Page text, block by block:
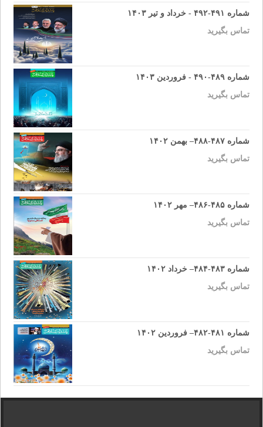
شماره ۴۹۱-۴۹۲ - خرداد و تیر ۱۴۰۳
تماس بگیرید
شماره ۴۸۹-۴۹۰ - فروردین ۱۴۰۳
تماس بگیرید
شماره ۴۸۷-۴۸۸– بهمن ۱۴۰۲
تماس بگیرید
شماره ۴۸۵-۴۸۶– مهر ۱۴۰۲
تماس بگیرید
شماره ۴۸۳-۴۸۴– خرداد ۱۴۰۲
تماس بگیرید
شماره ۴۸۱-۴۸۲– فروردین ۱۴۰۲
تماس بگیرید